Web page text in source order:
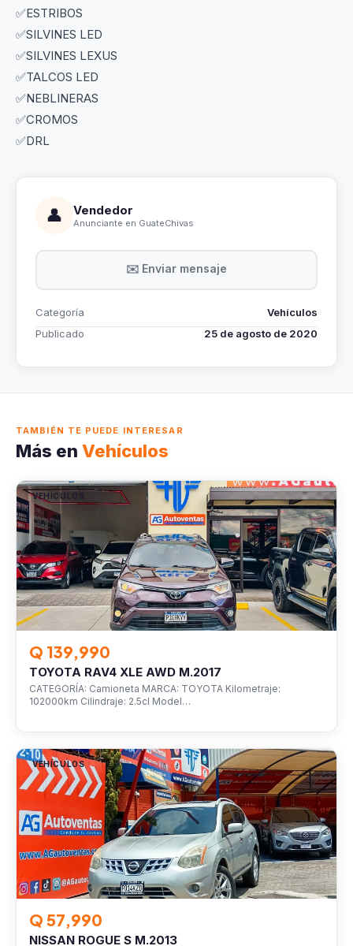
✅ESTRIBOS
✅SILVINES LED
✅SILVINES LEXUS
✅TALCOS LED
✅NEBLINERAS
✅CROMOS
✅DRL
👤 Vendedor
Anunciante en GuateChivas
✉️ Enviar mensaje
Categoría
Vehículos
Publicado
25 de agosto de 2020
TAMBIÉN TE PUEDE INTERESAR
Más en Vehículos
VEHÍCULOS
Q 139,990
TOYOTA RAV4 XLE AWD M.2017
CATEGORÍA: Camioneta MARCA: TOYOTA Kilometraje:
102000km Cilindraje: 2.5cl Model…
VEHÍCULOS
Q 57,990
NISSAN ROGUE S M.2013